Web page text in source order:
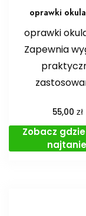
oprawki
oprawki
Zapewnia
55,00zł
Zobacz